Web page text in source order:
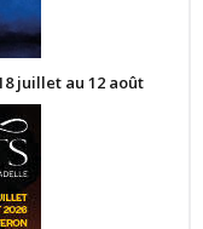
juillet au 12 août